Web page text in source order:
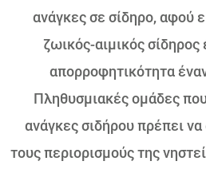
ανάγκες σε σίδηρο, αφού
ζωικός-αιμικός
απορροφητικότητα
Πληθυσμιακές ομάδες
ανάγκες σιδήρου πρέπει
τους περιορισμούς της